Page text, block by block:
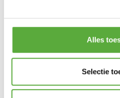
Alles
Selectie
€
Snelle verzending
In